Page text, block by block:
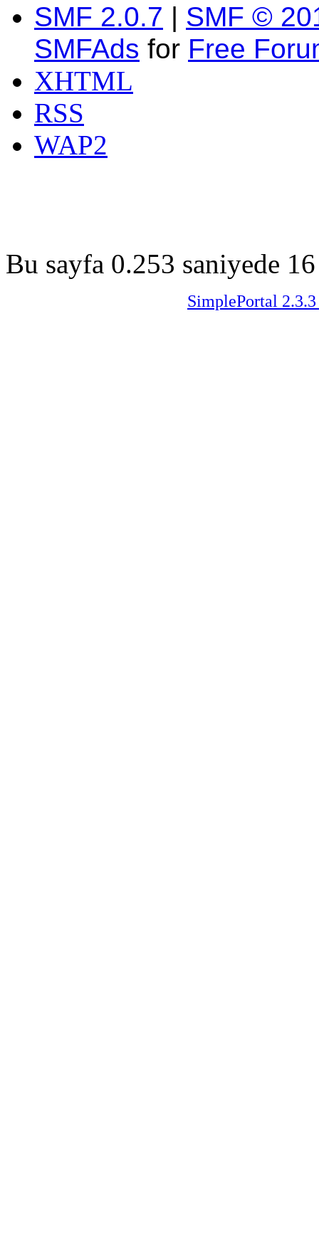
SMF 2.0.7 | SMF ©
SMFAds for Free
XHTML
RSS
WAP2
Bu sayfa 0.253 saniyede
SimplePortal